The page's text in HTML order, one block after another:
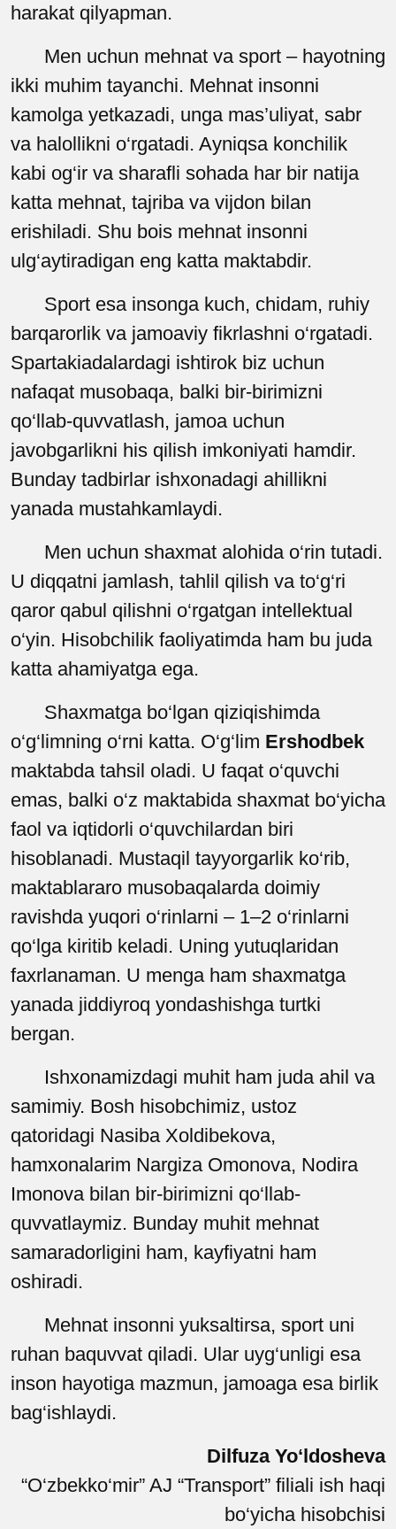
harakat qilyapman.
Men uchun mehnat va sport –hayotning
ikki muhim tayanchi. Mehnat insonni
kamolga yetkazadi, unga mas’uliyat, sabr
va halollikni o‘rgatadi. Ayniqsa konchilik
kabi og‘ir va sharafli sohada har bir natija
katta mehnat, tajriba va vijdon bilan
erishiladi. Shu bois mehnat insonni
ulg‘aytiradigan eng katta maktabdir.
Sport esa insonga kuch, chidam, ruhiy
barqarorlik va jamoaviy fikrlashni o‘rgatadi.
Spartakiadalardagi ishtirok biz uchun
nafaqat musobaqa, balki bir-birimizni
qo‘llab-quvvatlash, jamoa uchun
javobgarlikni his qilish imkoniyati hamdir.
Bunday tadbirlar ishxonadagi ahillikni
yanada mustahkamlaydi.
Men uchun shaxmat alohida o‘rin tutadi.
U diqqatni jamlash, tahlil qilish va to‘g‘ri
qaror qabul qilishni o‘rgatgan intellektual
o‘yin. Hisobchilik faoliyatimda ham bu juda
katta ahamiyatga ega.
Shaxmatga bo‘lgan qiziqishimda
o‘g‘limning o‘rni katta. O‘g‘lim Ershodbek
maktabda tahsil oladi. U faqat o‘quvchi
emas, balki o‘z maktabida shaxmat bo‘yicha
faol va iqtidorli o‘quvchilardan biri
hisoblanadi. Mustaqil tayyorgarlik ko‘rib,
maktablararo musobaqalarda doimiy
ravishda yuqori o‘rinlarni –1–2 o‘rinlarni
qo‘lga kiritib keladi. Uning yutuqlaridan
faxrlanaman. U menga ham shaxmatga
yanada jiddiyroq yondashishga turtki
bergan.
Ishxonamizdagi muhit ham juda ahil va
samimiy. Bosh hisobchimiz, ustoz
qatoridagi Nasiba Xoldibekova,
hamxonalarim Nargiza Omonova, Nodira
Imonova bilan bir-birimizni qo‘llab-
quvvatlaymiz. Bunday muhit mehnat
samaradorligini ham, kayfiyatni ham
oshiradi.
Mehnat insonni yuksaltirsa, sport uni
ruhan baquvvat qiladi. Ular uyg‘unligi esa
inson hayotiga mazmun, jamoaga esa birlik
bag‘ishlaydi.
Dilfuza Yo‘ldosheva
“O‘zbekko‘mir” AJ “Transport” filiali ish haqi
bo‘yicha hisobchisi